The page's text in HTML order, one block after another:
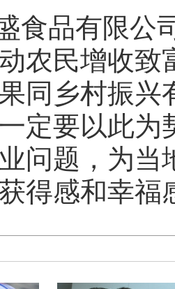
食品有限公
农民增收致
同乡村振兴
定要以此为
问题，为当
得感和幸福